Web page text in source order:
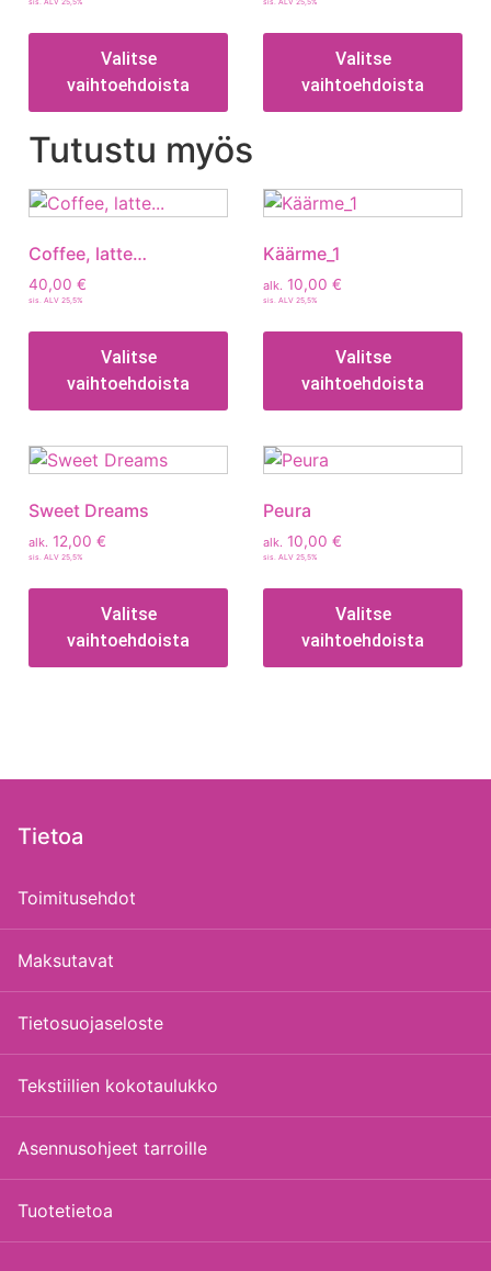
Valitse
vaihtoehdoista
Valitse
vaihtoehdoista
Tutustu myös
Coffee, latte…
40,00 €
sis. ALV 25,5%
Valitse
vaihtoehdoista
Käärme_1
alk. 10,00 €
sis. ALV 25,5%
Valitse
vaihtoehdoista
Sweet Dreams
alk. 12,00 €
sis. ALV 25,5%
Valitse
vaihtoehdoista
Peura
alk. 10,00 €
sis. ALV 25,5%
Valitse
vaihtoehdoista
Tietoa
Toimitusehdot
Maksutavat
Tietosuojaseloste
Tekstiilien kokotaulukko
Asennusohjeet tarroille
Tuotetietoa